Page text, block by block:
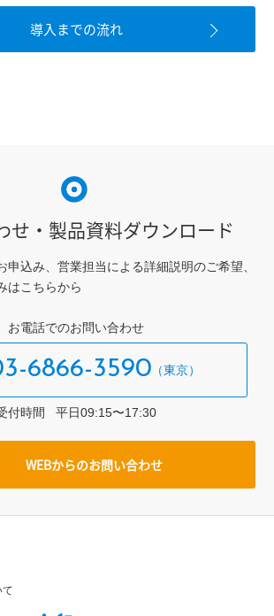
導入までの流れ
せ・製品資料ダウンロード
申込み、営業担当による詳細説明のご希望、
はこちらから
お電話でのお問い合わせ
6866-3590
付時間 平⽇09:15〜17:30
WEBからのお問い合わせ